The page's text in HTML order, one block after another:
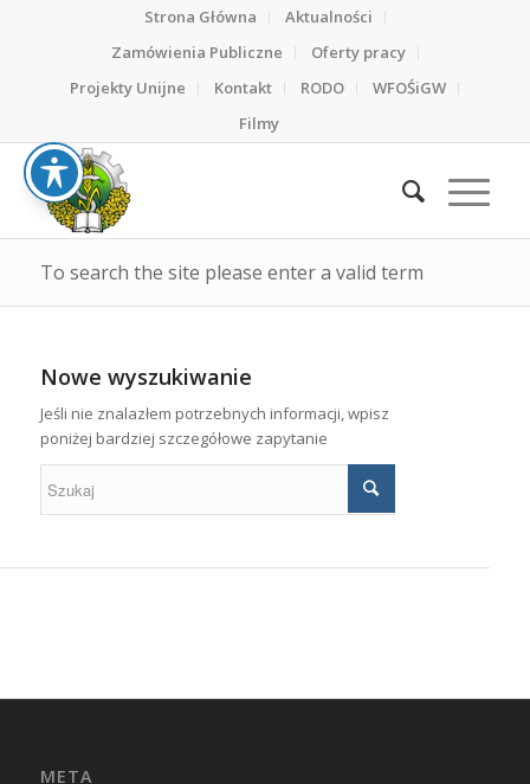
Strona Główna
Aktualności
Zamówienia Publiczne
Oferty pracy
Projekty Unijne
Kontakt RODO
WFOŚiGW
Filmy
To search the site please enter a valid term
Nowe wyszukiwanie
Jeśli nie znalazłem potrzebnych informacji, wpisz
poniżej bardziej szczegółowe zapytanie
META